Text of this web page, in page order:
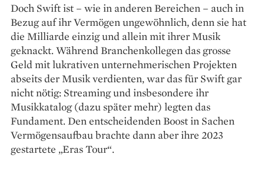
Doch Swift ist – wie in anderen Bereichen – auch in
Bezug auf ihr Vermögen ungewöhnlich, denn sie hat
die Milliarde einzig und allein mit ihrer Musik
geknackt. Während Branchen­kollegen das grosse
Geld mit lukrativen unternehmerischen Projekten
abseits der Musik verdienten, war das für Swift gar
nicht nötig: Streaming und insbesondere ihr
Musikkatalog (dazu später mehr) legten das
Fundament. Den entscheidenden Boost in Sachen
Vermögensaufbau brachte dann aber ihre 2023
gestartete „Eras Tour“.